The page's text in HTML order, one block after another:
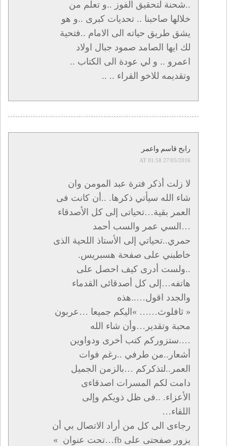
..شحنة لتحقيق الفوز ..و تعلم من
خلالها صاحبنا .. تحديات كبرى ..و هو
يشق طريق حياته الى الامام ..فتحية
لك ايها الصامد صمود جبال اولاد
اعمرو .. و لي عودة الى الكتاب ..
وتقديمه للاخو القراء .. ..
رابح قاسم واعمر
27/05/2016 AT 01:58
لا زلت أذكر فترة عبد المومن وان
شاء الله سيأتي ذكرها. ..أن كانت فى
العمر بقية…تحياتى إلى كل الأصدقاء
…السي عمر والسب أحمد
حمري..تحياتي إلى الأستاذ اللحية الذى
خاطبني على صفحة هسبريس.
..ولست أدرى كيف احصل على
هاتفه…إلى كل أصدقائى القدماء
والجدد اقول…..هذه
« ثافلوث…… »اليكم جميعا …عربون
محبة وتقدير…وأن شاء الله
….ستزوركم كتب أخرى ودواوين
أشعار..من طرفي ..رغم فوات
العمر..لتذكركم …بالزمن الجميل
دامت لكم المسرات اصدقاءى
الأعزاء. ..فى ظل ذويكم وإلى
اللقاء…
رجاءى الى كل من أراد الاتصال بي أن
يزور صفحتى على fb…تحت عنوان »